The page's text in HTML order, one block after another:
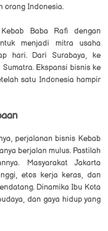
orang Indonesia.
Baba Rafi dengan
menjadi mitra usaha
hari. Dari Surabaya, ke
Ekspansi bisnis ke
satu Indonesia hampir
perjalanan bisnis Kebab
berjalan mulus. Pastilah
Masyarakat Jakarta
etos kerja keras, dan
Dinamika Ibu Kota
dan gaya hidup yang